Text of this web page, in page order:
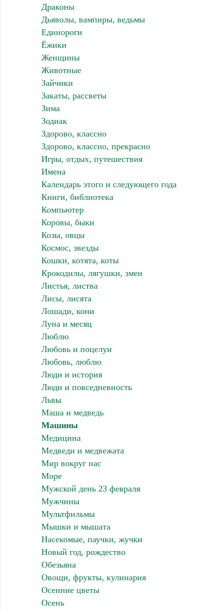
Драконы
Дьяволы, вампиры, ведьмы
Единороги
Ёжики
Женщины
Животные
Зайчики
Закаты, рассветы
Зима
Зодиак
Здорово, классно
Здорово, классно, прекрасно
Игры, отдых, путешествия
Имена
Календарь этого и следующего года
Книги, библиотека
Компьютер
Коровы, быки
Козы, овцы
Космос, звезды
Кошки, котята, коты
Крокодилы, лягушки, змеи
Листья, листва
Лисы, лисята
Лошади, кони
Луна и месяц
Люблю
Любовь и поцелуи
Любовь, люблю
Люди и история
Люди и повседневность
Львы
Маша и медведь
Машины
Медицина
Медведи и медвежата
Мир вокруг нас
Море
Мужской день 23 февраля
Мужчины
Мультфильмы
Мышки и мышата
Насекомые, паучки, жучки
Новый год, рождество
Обезьяна
Овощи, фрукты, кулинария
Осенние цветы
Осень